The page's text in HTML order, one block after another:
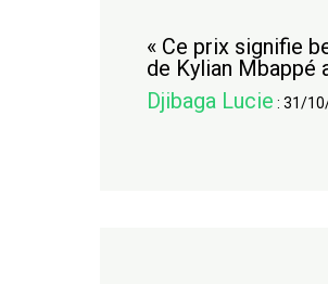
« Ce prix signifie
de Kylian Mbappé
Djibaga Lucie : 31/